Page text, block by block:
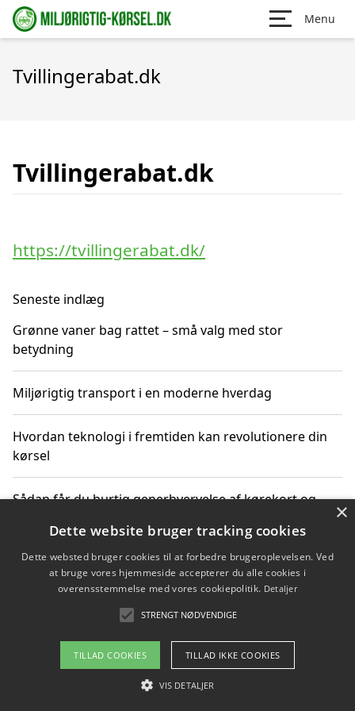
Menu
Tvillingerabat.dk
Tvillingerabat.dk
https://tvillingerabat.dk/
Seneste indlæg
Grønne vaner bag rattet – små valg med stor
betydning
Miljørigtig transport i en moderne hverdag
Hvordan teknologi i fremtiden kan revolutionere din
kørsel
Sådan får du hurtig generhvervelse af kørekort og
Sådan lærer du miljørigtig kørsel hos en køreskole i
Gentofte
Copyright 2026 - Pilanto Aps
Om / kontakt
×
Dette website bruger tracking cookies
Dette websted bruger cookies til at forbedre brugeroplevelsen. Ved
at bruge vores hjemmeside accepterer du alle cookies i
overensstemmelse med vores cookiepolitik. Detaljer
STRENGT NØDVENDIGE
TILLAD COOKIES TILLAD IKKE COOKIES
VIS DETALJER